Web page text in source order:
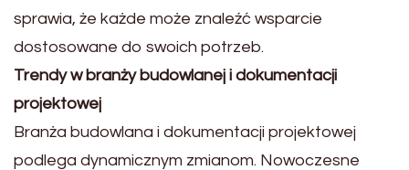
sprawia, że każde może znaleźć wsparcie
dostosowane do swoich potrzeb.
Trendy w branży budowlanej i dokumentacji
projektowej
Branża budowlana i dokumentacji projektowej
podlega dynamicznym zmianom. Nowoczesne